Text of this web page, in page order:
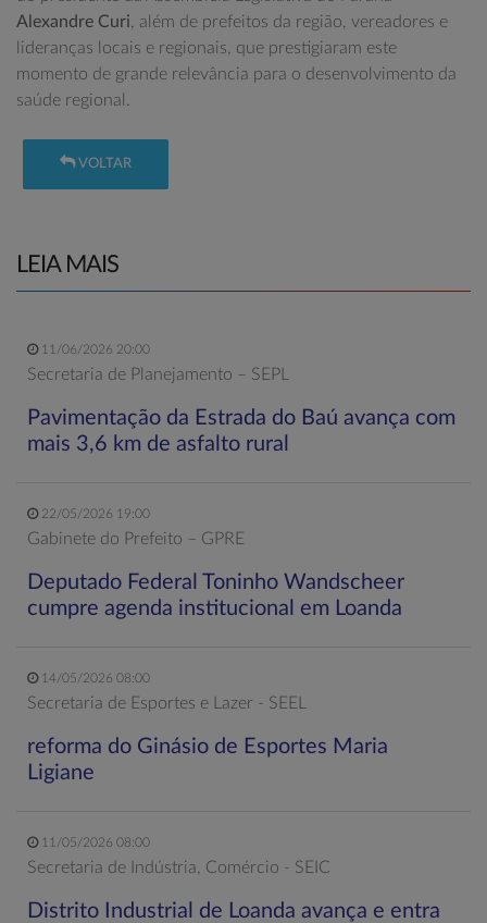
Alexandre Curi , além de prefeitos da região, vereadores e
lideranças locais e regionais, que prestigiaram este
momento de grande relevância para o desenvolvimento da
saúde regional.
VOLTAR
LEIA MAIS
11/06/2026 20:00
Secretaria de Planejamento – SEPL
Pavimentação da Estrada do Baú avança com
mais 3,6 km de asfalto rural
22/05/2026 19:00
Gabinete do Prefeito – GPRE
Deputado Federal Toninho Wandscheer
cumpre agenda institucional em Loanda
14/05/2026 08:00
Secretaria de Esportes e Lazer - SEEL
reforma do Ginásio de Esportes Maria
Ligiane
11/05/2026 08:00
Secretaria de Indústria, Comércio - SEIC
Distrito Industrial de Loanda avança e entra